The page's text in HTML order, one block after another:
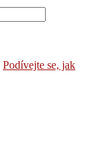
Podívejte se, jak